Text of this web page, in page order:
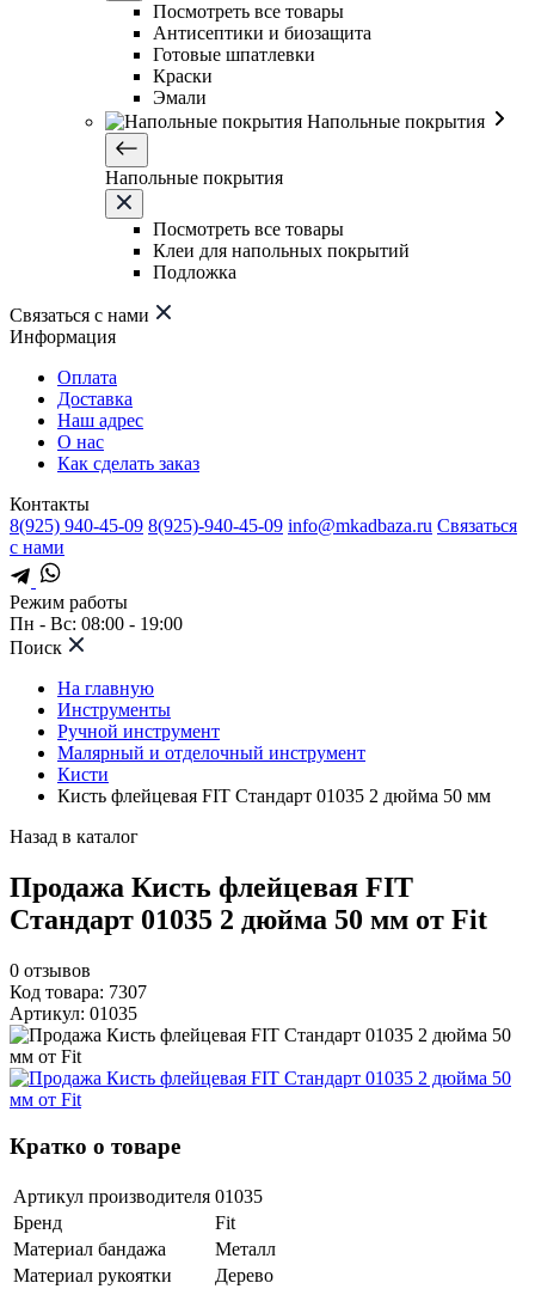
Посмотреть все товары
Антисептики и биозащита
Готовые шпатлевки
Краски
Эмали
Напольные покрытия
Напольные покрытия
Посмотреть все товары
Клеи для напольных покрытий
Подложка
Связаться с нами
Информация
Оплата
Доставка
Наш адрес
О нас
Как сделать заказ
Контакты
8(925) 940-45-09 8(925)-940-45-09 info@mkadbaza.ru Связаться
с нами
Режим работы
Пн - Вс: 08:00 - 19:00
Поиск
На главную
Инструменты
Ручной инструмент
Малярный и отделочный инструмент
Кисти
Кисть флейцевая FIT Стандарт 01035 2 дюйма 50 мм
Назад в каталог
Продажа Кисть флейцевая FIT
Стандарт 01035 2 дюйма 50 мм от Fit
0 отзывов
Код товара: 7307
Артикул: 01035
Кратко о товаре
Артикул производителя 01035
Бренд
Fit
Материал бандажа
Металл
Материал рукоятки
Дерево